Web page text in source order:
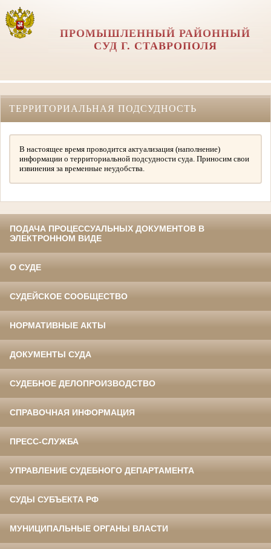
ПРОМЫШЛЕННЫЙ РАЙОННЫЙ
СУД Г. СТАВРОПОЛЯ
ТЕРРИТОРИАЛЬНАЯ ПОДСУДНОСТЬ
В настоящее время проводится актуализация (наполнение)
информации о территориальной подсудности суда. Приносим свои
извинения за временные неудобства.
ПОДАЧА ПРОЦЕССУАЛЬНЫХ ДОКУМЕНТОВ В
ЭЛЕКТРОННОМ ВИДЕ
О СУДЕ
СУДЕЙСКОЕ СООБЩЕСТВО
НОРМАТИВНЫЕ АКТЫ
ДОКУМЕНТЫ СУДА
СУДЕБНОЕ ДЕЛОПРОИЗВОДСТВО
СПРАВОЧНАЯ ИНФОРМАЦИЯ
ПРЕСС-СЛУЖБА
УПРАВЛЕНИЕ СУДЕБНОГО ДЕПАРТАМЕНТА
СУДЫ СУБЪЕКТА РФ
МУНИЦИПАЛЬНЫЕ ОРГАНЫ ВЛАСТИ